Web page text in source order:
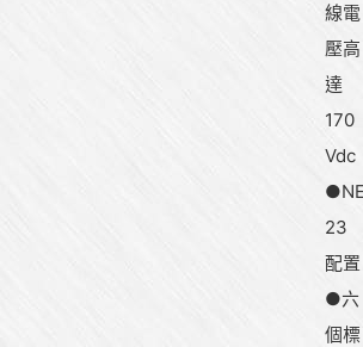
線電
壓高
達
170
Vdc
23
配置
●六
個標